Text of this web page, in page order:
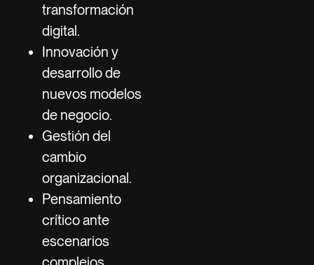
transformación
digital.
Innovación y
desarrollo de
nuevos modelos
de negocio.
Gestión del
cambio
organizacional.
Pensamiento
crítico ante
escenarios